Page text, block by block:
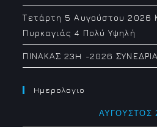
Τετάρτη 5 Αυγούστου 2026
Πυρκαγιάς 4 Πολύ Υψηλή
ΠΙΝΑΚΑΣ 23H -2026
Ημερολογιο
ΑΎΓΟΥΣΤΟΣ